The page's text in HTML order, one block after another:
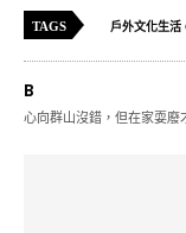
TAGS 戶外文化生
B
心向群山沒錯，但在家耍廢